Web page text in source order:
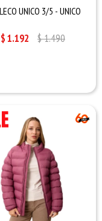
UNICO 3/5 - UNICO
$1.192 $1.490